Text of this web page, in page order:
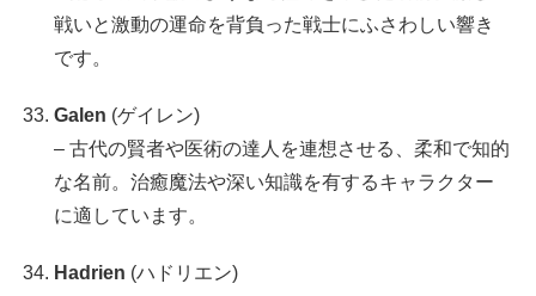
戦いと激動の運命を背負った戦士にふさわしい響き
です。
Galen (ゲイレン)
– 古代の賢者や医術の達人を連想させる、柔和で知的
な名前。治癒魔法や深い知識を有するキャラクター
に適しています。
Hadrien (ハドリエン)